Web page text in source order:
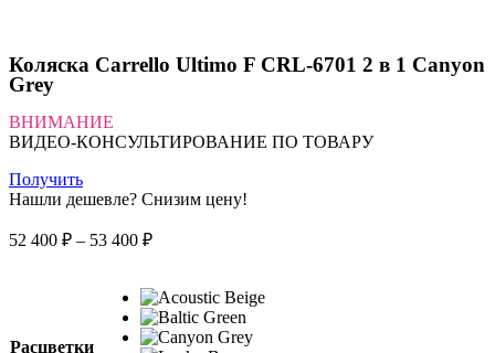
Коляска Carrello Ultimo F CRL-6701 2 в 1 Canyon
Grey
ВНИМАНИЕ
ВИДЕО-КОНСУЛЬТИРОВАНИЕ ПО ТОВАРУ
Получить
Нашли дешевле? Снизим цену!
52 400 ₽ – 53 400 ₽Диапазон
400 ₽
–
53
Расцветки